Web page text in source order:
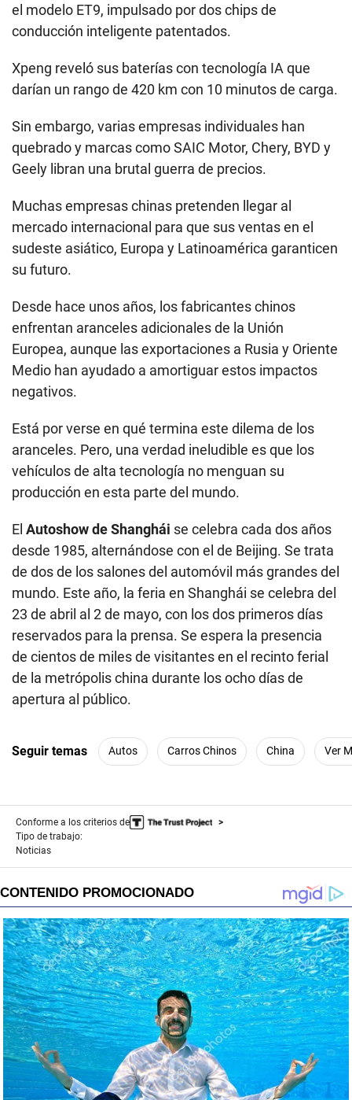
el modelo ET9, impulsado por dos chips de
conducción inteligente patentados.
Xpeng reveló sus baterías con tecnología IA que
darían un rango de 420 km con 10 minutos de carga.
Sin embargo, varias empresas individuales han
quebrado y marcas como SAIC Motor, Chery, BYD y
Geely libran una brutal guerra de precios.
Muchas empresas chinas pretenden llegar al
mercado internacional para que sus ventas en el
sudeste asiático, Europa y Latinoamérica garanticen
su futuro.
Desde hace unos años, los fabricantes chinos
enfrentan aranceles adicionales de la Unión
Europea, aunque las exportaciones a Rusia y Oriente
Medio han ayudado a amortiguar estos impactos
negativos.
Está por verse en qué termina este dilema de los
aranceles. Pero, una verdad ineludible es que los
vehículos de alta tecnología no menguan su
producción en esta parte del mundo.
El Autoshow de Shanghái se celebra cada dos años
desde 1985, alternándose con el de Beijing. Se trata
de dos de los salones del automóvil más grandes del
mundo. Este año, la feria en Shanghái se celebra del
23 de abril al 2 de mayo, con los dos primeros días
reservados para la prensa. Se espera la presencia
de cientos de miles de visitantes en el recinto ferial
de la metrópolis china durante los ocho días de
apertura al público.
Seguir temas Autos Carros Chinos China Ver
Conforme a los criterios de
Tipo de trabajo:
Noticias